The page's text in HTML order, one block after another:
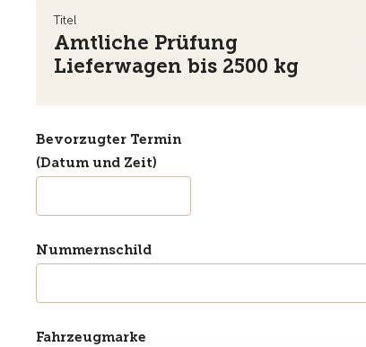
Titel
Amtliche Prüfung
Lieferwagen bis 2500 kg
Bevorzugter Termin
(Datum und Zeit)
Nummernschild
Fahrzeugmarke